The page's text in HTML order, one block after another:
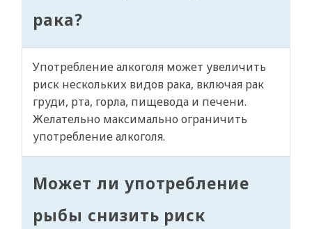
рака?
Употребление алкоголя может увеличить
риск нескольких видов рака, включая рак
груди, рта, горла, пищевода и печени.
Желательно максимально ограничить
употребление алкоголя.
Может ли употребление
рыбы снизить риск